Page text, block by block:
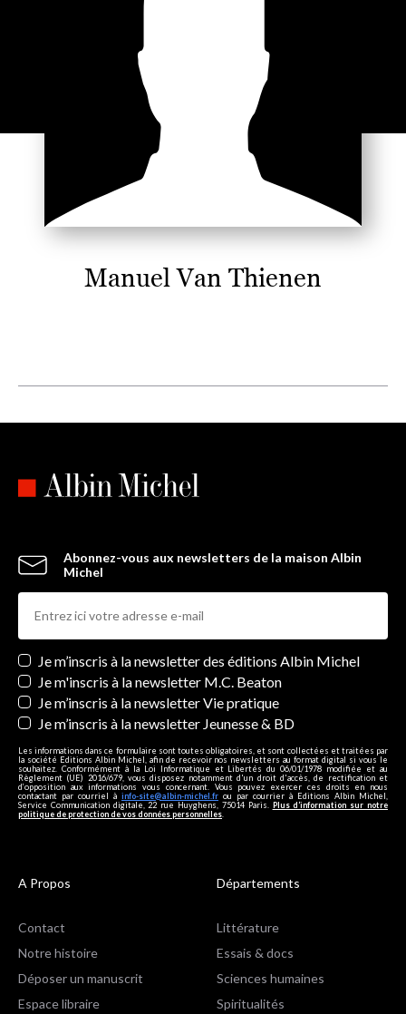
Manuel Van Thienen
Abonnez-vous aux newsletters de la maison Albin
Michel
Newsletters
Je m’inscris à la newsletter des éditions Albin Michel
Je m'inscris à la newsletter M.C. Beaton
Je m’inscris à la newsletter Vie pratique
Je m’inscris à la newsletter Jeunesse & BD
Les informations dans ce formulaire sont toutes obligatoires, et sont collectées et traitées par
la société Editions Albin Michel, afin de recevoir nos newsletters au format digital si vous le
souhaitez. Conformément à la Loi Informatique et Libertés du 06/01/1978 modifiée et au
Règlement (UE) 2016/679, vous disposez notamment d'un droit d'accès, de rectification et
d’opposition aux informations vous concernant. Vous pouvez exercer ces droits en nous
contactant par courriel à info-site@albin-michel.fr ou par courrier à Editions Albin Michel,
Service Communication digitale, 22 rue Huyghens, 75014 Paris. Plus d’information sur notre
politique de protection de vos données personnelles
A Propos
Contact
Notre histoire
Déposer un manuscrit
Espace libraire
Départements
Littérature
Essais & docs
Sciences humaines
Spiritualités